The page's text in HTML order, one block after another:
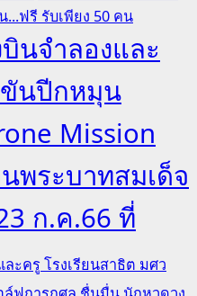
ฟรี รับเพียง 50 คน
นจำลองและ
นปีกหมุน
Mission
พระบาทสมเด็จ
ก.ค.66 ที่
ะครู โรงเรียนสาธิต มศว